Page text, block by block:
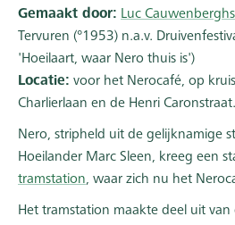
Gemaakt door: Luc Cauwenberghs
Tervuren (°1953) n.a.v.
'Hoeilaart, waar Nero thuis is')
Locatie: voor het Nerocafé, op
Charlierlaan en de Henri Caronstraat.
Nero, stripheld uit de gelijknamige
Hoeilander Marc Sleen, kreeg een
tramstation, waar zich nu het
Het tramstation maakte deel uit